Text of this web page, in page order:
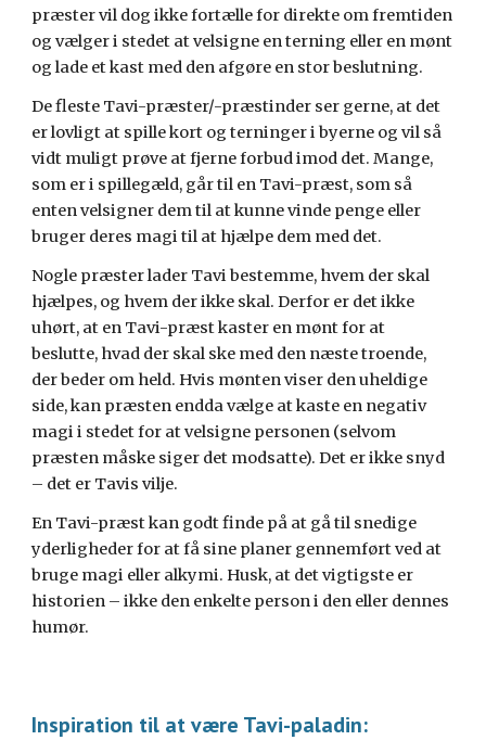
præster vil dog ikke fortælle for direkte om fremtiden
og vælger i stedet at velsigne en terning eller en mønt
og lade et kast med den afgøre en stor beslutning.
De fleste Tavi-præster/-præstinder ser gerne, at det
er lovligt at spille kort og terninger i byerne og vil så
vidt muligt prøve at fjerne forbud imod det. Mange,
som er i spillegæld, går til en Tavi-præst, som så
enten velsigner dem til at kunne vinde penge eller
bruger deres magi til at hjælpe dem med det.
Nogle præster lader Tavi bestemme, hvem der skal
hjælpes, og hvem der ikke skal. Derfor er det ikke
uhørt, at en Tavi-præst kaster en mønt for at
beslutte, hvad der skal ske med den næste troende,
der beder om held. Hvis mønten viser den uheldige
side, kan præsten endda vælge at kaste en negativ
magi i stedet for at velsigne personen (selvom
præsten måske siger det modsatte). Det er ikke snyd
– det er Tavis vilje.
En Tavi-præst kan godt finde på at gå til snedige
yderligheder for at få sine planer gennemført ved at
bruge magi eller alkymi. Husk, at det vigtigste er
historien – ikke den enkelte person i den eller dennes
humør.
Inspiration til at være Tavi-paladin: